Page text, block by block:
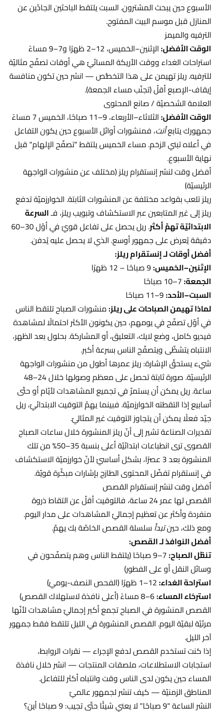
الأسبوع حين يبحث المشترون. السبت يلتقط الباحثين الجادّين عن
المنازل قبل موسم البيت المفتوح.
الترفيه والميمز
الوقت الأفضل:الإثنين–الخميس، 12–2 ظهرًا و7–9 مساءً
استراحات الغداء ووقت الأريكة المسائيّ هي أوقات تصفّح مثاليّة
للترفيه. ريلز تهيمن على هذا التخصُّص — انشر حين تكون منافسة
إيقاف-الإصبع أقلّ (تجنّب مساء الجمعة).
العلامة الشخصيّة / صانع المحتوى
الوقت الأفضل:الثلاثاء–الأربعاء، 9–11 صباحًا، الخميس 7 مساءً
جمهورك يتابعأنت، فمنشورات أوائل الأسبوع حين يكون التفاعل
في أعلاه تبني الزخم. مساء الخميس يلتقط "تصفّح الإلهام" قبل
نهاية الأسبوع.
أفضل وقت لنشر إنستقرام ريلز (مختلف عن منشورات الواجهة
الرئيسيّة)
ريلز تلعب بقواعد مختلفة عن المنشورات الثابتة. الخوارزميّة تدفع
ريلز إلى غير المتابعين عبر الاستكشاف وتبويب ريلز، فـالسرعة
الابتدائيّة تهمّ أكثر
. ريل يحصل على تفاعل قويّ في أوّل 30–60
دقيقة يُعرض على جمهور أوسع. الذي لا يحصل عليه يُدفن.
أفضل أوقات لـ إنستقرام ريلز:
الإثنين–الخميس:
الجمعة:
السبت–الأحد:
لماذا تهيمن الصباحات على ريلز:منشورات الصباح تلتقط الناس
في أوّل تصفّح في يومهم، حين يكونون الأكثر احتمالًا لمشاهدة
فيديو كامل، وضع لايك، التعليق، أو المشاركة. بحلول بعد الظهر،
الانتباه يتشظّى ويتصفّح الناس بسرعة أكبر.
شيء يستحقّ الإشارة: ريلز عمرها أطول من منشورات الواجهة
الرئيسيّة. صورة ثابتة تحصل على معظم وصولها خلال 24–48
ساعة. ريل يمكن أن يستمرّ في تجميع المشاهدات لأيّام أو حتّى
أسابيع إذا التقطته الخوارزميّة. فبينما يهمّ التوقيت الابتدائيّ، ريل
جيّد فعلًا يمكن أن يتجاوز التوقيت غير المثاليّ.
تقديرات الصناعة تشير إلى أنّ ريلز المنشورة خلال ساعات الصباح
القصوى ترى انطباعات ابتدائيّة أعلى بنسبة 35–50% من تلك
المنشورة بعد 3 عصرًا، بشكل أساسيّ لأنّ خوارزميّة الاستكشاف
في إنستقرام تفضّل المحتوى الطازج بإشارات مبكّرة قويّة.
أفضل وقت لنشر إنستقرام القصص
القصص لها عمر 24 ساعة، فالتوقيت أقلّ عن التقاط ذروة
منفردة وأكثر عن تعظيم إجماليّ المشاهدات على مدار اليوم.
ومع ذلك، حينتبدأ سلسلة القصص الخاصّة بك يهمّ.
أفضل النوافذ لـ القصص:
تنقُّل الصباح:
7–9 صباحًا (يلتقط الناس وهم يتصفّحون في
وسائل النقل أو على الفطور)
استراحة الغداء:
استرخاء المساء:
القصص المنشورة في الصباح تجمع أكبر إجماليّ مشاهدات لأنّها
مرئيّة لبقيّة اليوم. القصص المنشورة في الليل تلتقط فقط جمهور
آخر الليل.
إذا كنت تستخدم القصص لدفع الإجراء — نقرات الروابط،
استجابات الاستطلاعات، ملصقات المنتجات — انشر خلال نافذة
المساء حين يكون لدى الناس وقت وانتباه أكثر للتفاعل.
المناطق الزمنيّة — كيف تنشر لجمهور عالميّ
النشر الساعة "9 صباحًا" لا يعني شيئًا حتّى تجيب: 9 صباحًا أين؟